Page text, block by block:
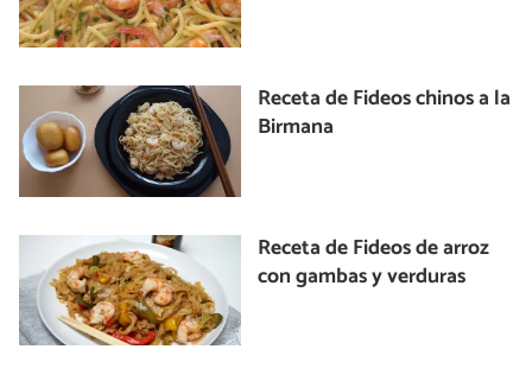
Receta de Fideos chinos a la
Birmana
Receta de Fideos de arroz
con gambas y verduras